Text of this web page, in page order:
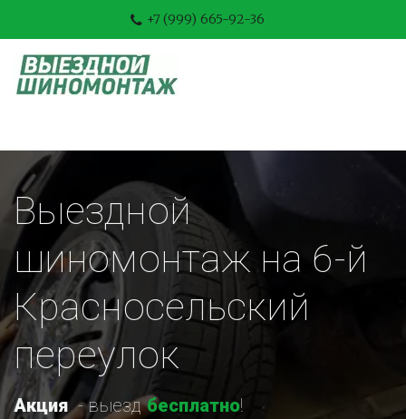
+7 (999) 665-92-36
Выездной
шиномонтаж на 6-й
Красносельский
переулок
Акция - выезд бесплатно!